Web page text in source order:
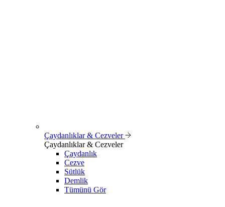
Çaydanlıklar & Cezveler
Çaydanlıklar & Cezveler
Çaydanlık
Cezve
Sütlük
Demlik
Tümünü Gör